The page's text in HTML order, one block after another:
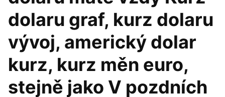
dolaru graf, kurz dolaru
vývoj, americký dolar
kurz, kurz měn euro,
stejně jako V pozdních